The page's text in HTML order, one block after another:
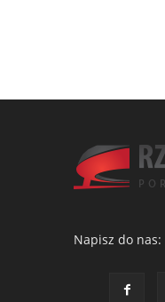
Napisz do nas: